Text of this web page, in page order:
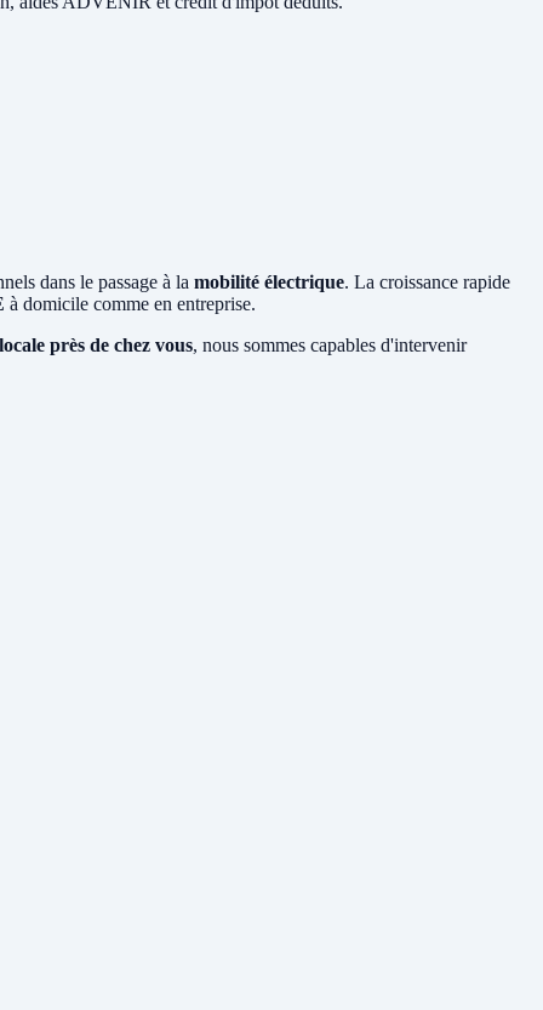
dans le passage à la mobilité électrique. La croissance rapide
à domicile comme en entreprise.
locale près de chez vous, nous sommes capables d'intervenir